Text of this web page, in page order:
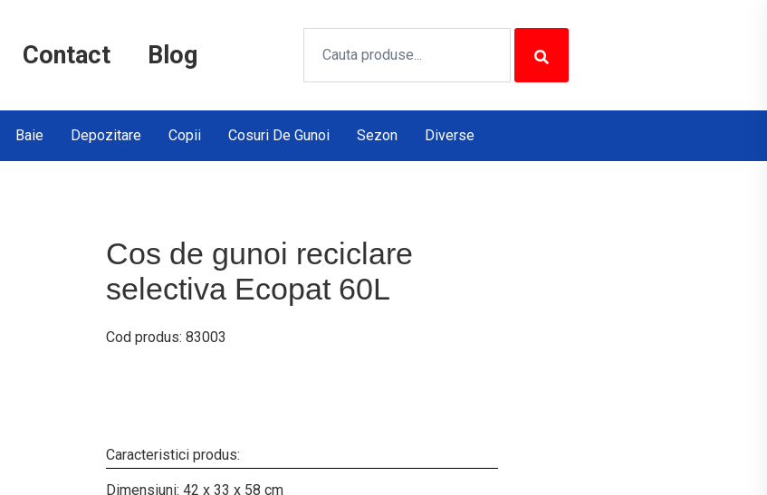
Contact Blog
Baie Depozitare Copii Cosuri De Gunoi Sezon Diverse
Cos de gunoi reciclare
selectiva Ecopat 60L
Cod produs: 83003
Caracteristici produs:
Dimensiuni: 42 x 33 x 58 cm